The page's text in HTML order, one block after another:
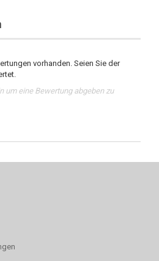
vorhanden. Seien Sie der
um eine Bewertung abgeben zu